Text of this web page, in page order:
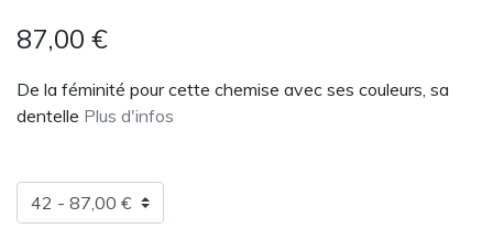
87,00 €
De la féminité pour cette chemise avec ses couleurs, sa
dentelle Plus d'infos